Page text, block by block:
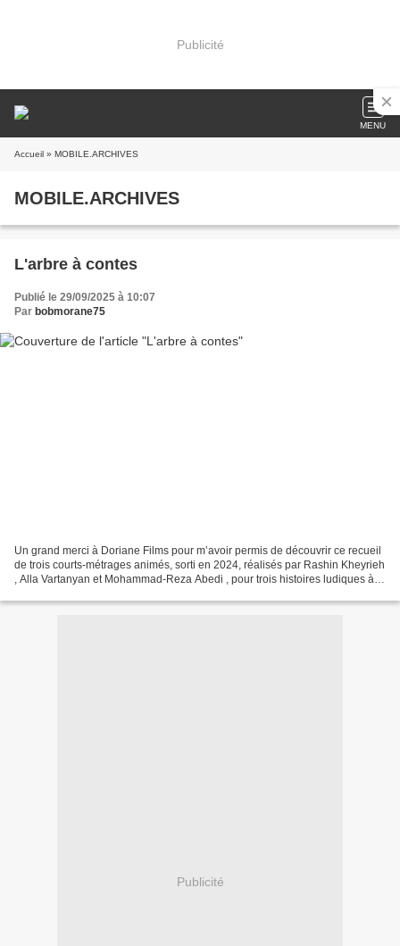
Publicité
MENU
Accueil » MOBILE.ARCHIVES
MOBILE.ARCHIVES
L'arbre à contes
Publié le 29/09/2025 à 10:07
Par bobmorane75
Un grand merci à Doriane Films pour m’avoir permis de découvrir ce recueil
de trois courts-métrages animés, sorti en 2024, réalisés par Rashin Kheyrieh
, Alla Vartanyan et Mohammad-Reza Abedi , pour trois histoires ludiques à
Publicité